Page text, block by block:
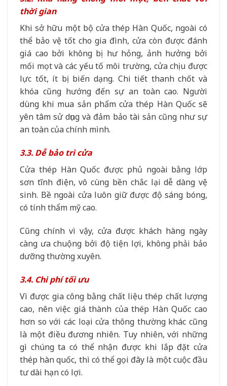
thời gian
Khi sở hữu một bộ cửa thép Hàn Quốc, ngoài có
thể bảo vệ tốt cho gia đình, cửa còn được đánh
giá cao bởi không bị hư hỏng, ảnh hưởng bởi
mối mọt và các yếu tố môi trường, cửa chịu được
lực tốt, ít bị biến dạng. Chi tiết thanh chốt và
khóa cũng hướng đến sự an toàn cao. Người
dùng khi mua sản phẩm cửa thép Hàn Quốc sẽ
yên tâm sử dụng và đảm bảo tài sản cũng như sự
an toàn của chính mình.
3.3. Dễ bảo trì cửa
Cửa thép Hàn Quốc được phủ ngoài bằng lớp
sơn tĩnh điện, vô cùng bền chắc lại dễ dàng vệ
sinh. Bề ngoài cửa luôn giữ được độ sáng bóng,
có tính thẩm mỹ cao.
Cũng chính vì vậy, cửa được khách hàng ngày
càng ưa chuộng bởi độ tiện lợi, không phải bảo
dưỡng thường xuyên.
3.4. Chi phí tối ưu
Vì được gia công bằng chất liệu thép chất lượng
cao, nên việc giá thành của thép Hàn Quốc cao
hơn so với các loại cửa thông thường khác cũng
là một điều đương nhiên. Tuy nhiên, với những
gì chúng ta có thể nhận được khi lắp đặt cửa
thép hàn quốc, thì có thể gọi đây là một cuộc đầu
tư dài hạn có lợi.